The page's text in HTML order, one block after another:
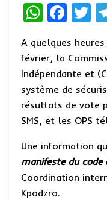
W
at
s
A
p
p
F
ce
b
o
o
k
T
it
r
A quelques
février, la
Indépendante et
système de
résultats de vote
SMS, et les OPS
Une information
manifeste du code
Coordination
Kpodzro.